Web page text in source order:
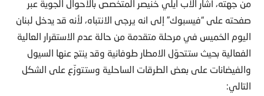
من جهته، أشار الأب ايلي خنيصر المتخصص بالأحوال الجوية عبر
صفحته على “فيسبوك” إلى انه يرجى الانتباه، لأنه قد يدخل لبنان
اليوم الخميس في مرحلة متقدمة من حالة عدم الاستقرار العالية
الفعالية بحيث ستتحوّل الامطار طوفانية وقد ينتج عنها السيول
والفيضانات على بعض الطرقات الساحلية وستتوزّع على الشكل
التالي: